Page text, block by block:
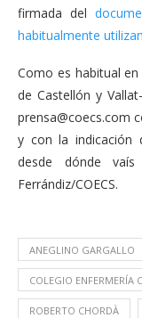
firmada del
habitualmente
Como es habitual en
de Castellón y
prensa@coecs.com
y con la indicación
desde dónde
Ferrándiz/COECS.
ANEGLINO GARGALLO
COLEGIO ENFERMERÍA
ROBERTO CHORDÀ